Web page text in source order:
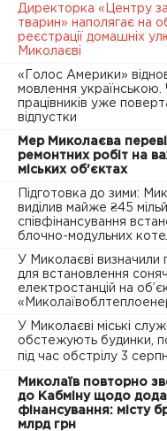
Директорка «Центру
тварин» наполягає на
реєстрації домашніх
Миколаєві
«Голос Америки»
мовлення українською.
працівників уже
відпустки
Мер Миколаєва
ремонтних робіт на
міських об'єктах
Підготовка до зими:
виділив майже ₴45
співфінансування
блочно-модульних
У Миколаєві визначили
для встановлення
електростанцій на
У Миколаєві міські
обстежують будинки,
під час обстрілу 3
Миколаїв повторно
до Кабміну щодо
фінансування: місту
млрд грн